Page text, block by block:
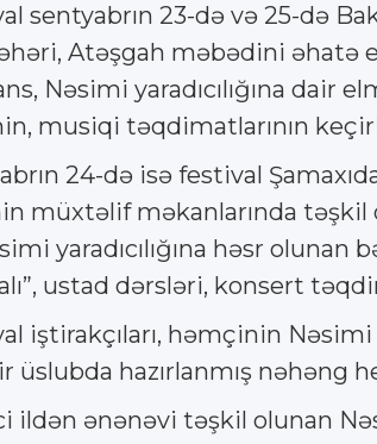
sentyabrın 23-də və 25-də
Atəşgah məbədini əhatə
Nəsimi yaradıcılığına dair
musiqi təqdimatlarının
24-də isə festival
müxtəlif məkanlarında təşkil
yaradıcılığına həsr
ustad dərsləri, konsert
iştirakçıları, həmçinin
üslubda hazırlanmış nəhəng
ildən ənənəvi təşkil olunan